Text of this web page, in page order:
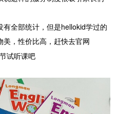
全部统计，但是hellokid学过的
，性价比高，赶快去官网
试听课吧